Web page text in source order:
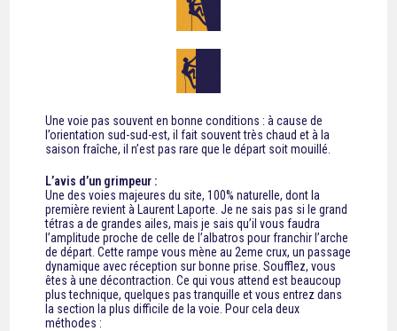
Une voie pas souvent en bonne conditions : à cause de
l’orientation sud-sud-est, il fait souvent très chaud et à la
saison fraîche, il n’est pas rare que le départ soit mouillé.
L’avis d’un grimpeur :
Une des voies majeures du site, 100% naturelle, dont la
première revient à Laurent Laporte. Je ne sais pas si le grand
tétras a de grandes ailes, mais je sais qu’il vous faudra
l’amplitude proche de celle de l’albatros pour franchir l’arche
de départ. Cette rampe vous mène au 2eme crux, un passage
dynamique avec réception sur bonne prise. Soufflez, vous
êtes à une décontraction. Ce qui vous attend est beaucoup
plus technique, quelques pas tranquille et vous entrez dans
la section la plus difficile de la voie. Pour cela deux
méthodes :